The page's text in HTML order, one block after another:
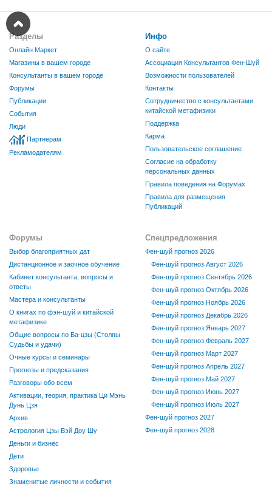
Разделы
Онлайн Маркет
Магазины в вашем городе
Консультанты в вашем городе
Форумы
Публикации
События
Люди
Партнерам
Рекламодателям
Инфо
О сайте
Ассоциация Консультантов Фен-Шуй
Возможности пользователей
Контакты
Сотрудничество с консультантами
китайской метафизики
Поддержка
Карма
Пользовательское соглашение
Согласие на обработку
персональных данных
Правила поведения на Форумах
Правила для размещения
Публикаций
Форумы
Выбор благоприятных дат
Дистанционное и заочное обучение
Кабинет консультанта, вопросы и
ответы
Мастера и консультанты
О книгах по фэн-шуй и китайской
метафизике
Общие вопросы по Ба-цзы (Столпы
Судьбы и удачи)
Очные курсы и семинары
Прогнозы и предсказания
Разговоры обо всем
Активации, теория, практика Ци Мэнь
Дунь Цзя
Архив
Астрология Цзы Вэй Доу Шу
Деньги и бизнес
Дети
Здоровье
Знаменитые личности и события
Спецпредложения
Фен-шуй прогноз 2026
Фен-шуй прогноз Август 2026
Фен-шуй прогноз Сентябрь 2026
Фен-шуй прогноз Октябрь 2026
Фен-шуй прогноз Ноябрь 2026
Фен-шуй прогноз Декабрь 2026
Фен-шуй прогноз Январь 2027
Фен-шуй прогноз Февраль 2027
Фен-шуй прогноз Март 2027
Фен-шуй прогноз Апрель 2027
Фен-шуй прогноз Май 2027
Фен-шуй прогноз Июнь 2027
Фен-шуй прогноз Июль 2027
Фен-шуй прогноз 2027
Фен-шуй прогноз 2028